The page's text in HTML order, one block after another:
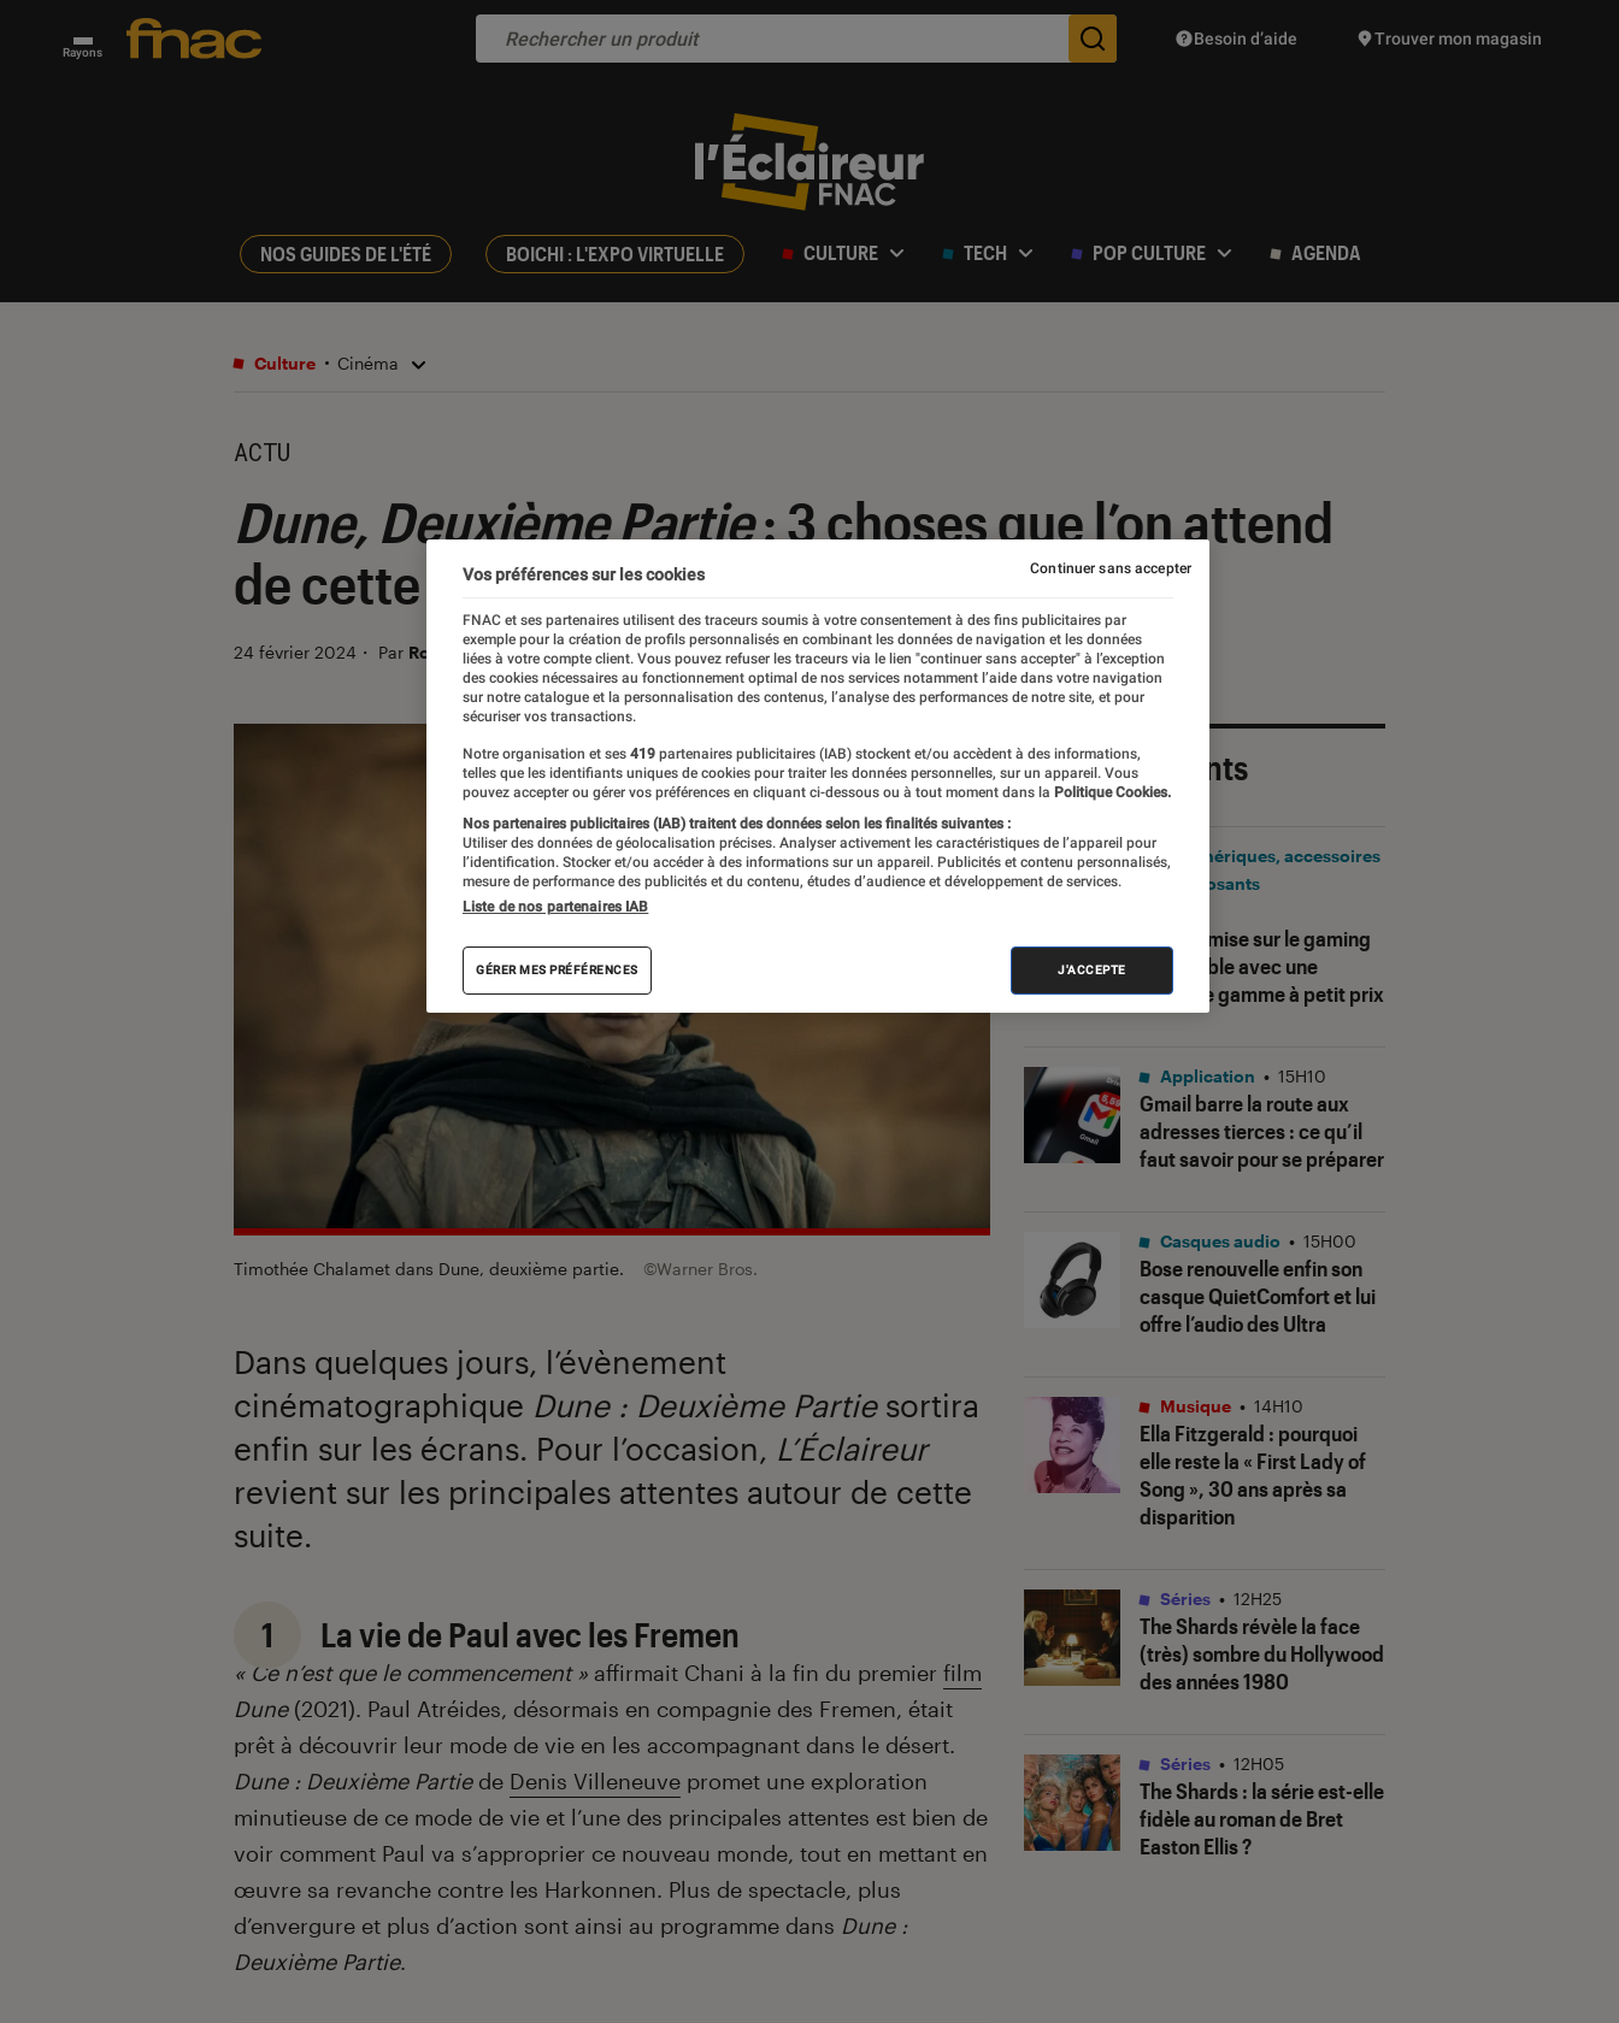
Rayons Des suggestions de produits vont vous être proposées
Besoin d’aide Trouver mon magasin
NOS GUIDES DE L'ÉTÉ BOICHI : L'EXPO VIRTUELLE CULTURE TECH POP CULTURE AGENDA
Culture Cinéma
ACTU
Dune, Deuxième Partie: 3 choses que l’on attend
de cette suite
24 février 2024 ・ Par Robin Negre
Timothée Chalamet dans Dune, deuxième partie. ©Warner Bros.
Dans quelques jours, l’évènement
cinématographique Dune : Deuxième Partiesortira
enfin sur les écrans. Pour l’occasion, L’Éclaireur
revient sur les principales attentes autour de cette
suite.
1 La vie de Paul avec les Fremen
« Ce n’est que le commencement » affirmait Chani à la fin du premier film
Dune(2021). Paul Atréides, désormais en compagnie des Fremen, était
prêt à découvrir leur mode de vie en les accompagnant dans le désert.
Dune : Deuxième Partiede Denis Villeneuve promet une exploration
minutieuse de ce mode de vie et l’une des principales attentes est bien de
voir comment Paul va s’approprier ce nouveau monde, tout en mettant en
œuvre sa revanche contre les Harkonnen. Plus de spectacle, plus
d’envergure et plus d’action sont ainsi au programme dans Dune :
Deuxième Partie.
Les plus récents
Corsair mise sur le gaming
accessible avec une
nouvelle gamme à petit prix
Périphériques, accessoires
et composants
Gmail barre la route aux
adresses tierces : ce qu’il
faut savoir pour se préparer
Application • 15H10
Bose renouvelle enfin son
casque QuietComfort et lui
offre l’audio des Ultra
Casques audio • 15H00
Ella Fitzgerald : pourquoi
elle reste la « First Lady of
Song », 30 ans après sa
disparition
Musique • 14H10
The Shardsrévèle la face
(très) sombre du Hollywood
des années 1980
Séries • 12H25
The Shards: la série est-elle
fidèle au roman de Bret
Easton Ellis ?
Séries • 12H05
Vos préférences sur les cookies
FNAC et ses partenaires utilisent des traceurs soumis à votre consentement à des fins publicitaires par
exemple pour la création de profils personnalisés en combinant les données de navigation et les données
liées à votre compte client. Vous pouvez refuser les traceurs via le lien "continuer sans accepter" à l’exception
des cookies nécessaires au fonctionnement optimal de nos services notamment l’aide dans votre navigation
sur notre catalogue et la personnalisation des contenus, l’analyse des performances de notre site, et pour
sécuriser vos transactions.
Notre organisation et ses 419 partenaires publicitaires (IAB) stockent et/ou accèdent à des informations,
telles que les identifiants uniques de cookies pour traiter les données personnelles, sur un appareil. Vous
pouvez accepter ou gérer vos préférences en cliquant ci-dessous ou à tout moment dans la Politique Cookies.
Nos partenaires publicitaires (IAB) traitent des données selon les finalités suivantes :
Utiliser des données de géolocalisation précises. Analyser activement les caractéristiques de l’appareil pour
l’identification. Stocker et/ou accéder à des informations sur un appareil. Publicités et contenu personnalisés,
mesure de performance des publicités et du contenu, études d’audience et développement de services.
Liste de nos partenaires IAB
GÉRER MES PRÉFÉRENCES J'ACCEPTE
Continuer sans accepter